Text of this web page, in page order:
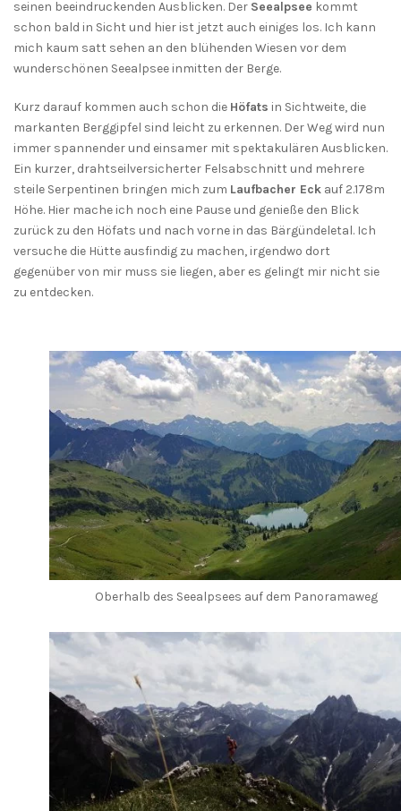
seinen beeindruckenden Ausblicken. Der Seealpsee kommt
schon bald in Sicht und hier ist jetzt auch einiges los. Ich kann
mich kaum satt sehen an den blühenden Wiesen vor dem
wunderschönen Seealpsee inmitten der Berge.
Kurz darauf kommen auch schon die Höfats in Sichtweite, die
markanten Berggipfel sind leicht zu erkennen. Der Weg wird nun
immer spannender und einsamer mit spektakulären Ausblicken.
Ein kurzer, drahtseilversicherter Felsabschnitt und mehrere
steile Serpentinen bringen mich zum Laufbacher Eck auf 2.178m
Höhe. Hier mache ich noch eine Pause und genieße den Blick
zurück zu den Höfats und nach vorne in das Bärgündeletal. Ich
versuche die Hütte ausfindig zu machen, irgendwo dort
gegenüber von mir muss sie liegen, aber es gelingt mir nicht sie
zu entdecken.
Oberhalb des Seealpsees auf dem Panoramaweg